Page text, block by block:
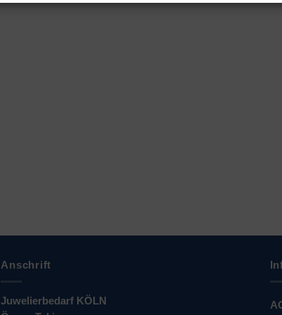
Anschrift
Juwelierbedarf KÖLN